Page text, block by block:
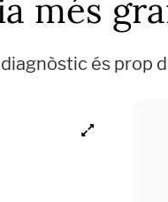
més
és prop